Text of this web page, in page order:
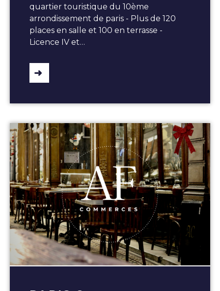
quartier touristique du 10ème
arrondissement de paris - Plus de 120
places en salle et 100 en terrasse -
Licence IV et…